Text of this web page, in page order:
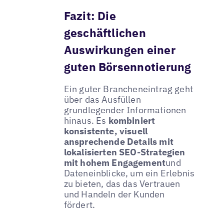
Fazit: Die
geschäftlichen
Auswirkungen einer
guten Börsennotierung
Ein guter Brancheneintrag geht
über das Ausfüllen
grundlegender Informationen
hinaus. Es kombiniert
konsistente, visuell
ansprechende Details mit
lokalisierten SEO-Strategien
mit hohem Engagementund
Dateneinblicke, um ein Erlebnis
zu bieten, das das Vertrauen
und Handeln der Kunden
fördert.